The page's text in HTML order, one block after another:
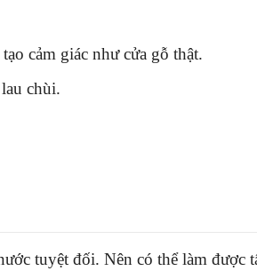
cảm giác như cửa gỗ thật.
chùi.
tuyệt đối. Nên có thể làm được